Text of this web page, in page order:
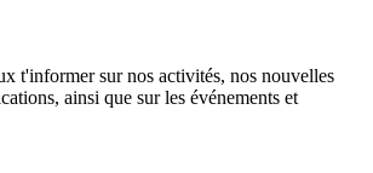
t'informer sur nos activités, nos nouvelles
ainsi que sur les événements et